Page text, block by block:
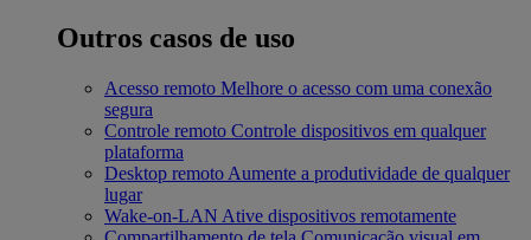
Outros casos de uso
Acesso remoto Melhore o acesso com uma conexão
segura
Controle remoto Controle dispositivos em qualquer
plataforma
Desktop remoto Aumente a produtividade de qualquer
lugar
Wake-on-LAN Ative dispositivos remotamente